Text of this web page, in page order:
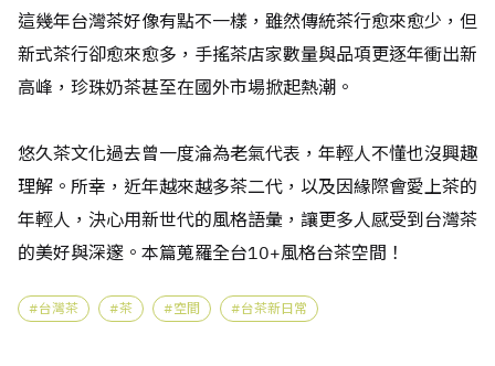
這幾年台灣茶好像有點不一樣，雖然傳統茶行愈來愈少，但
新式茶行卻愈來愈多，手搖茶店家數量與品項更逐年衝出新
高峰，珍珠奶茶甚至在國外市場掀起熱潮。
悠久茶文化過去曾一度淪為老氣代表，年輕人不懂也沒興趣
理解。所幸，近年越來越多茶二代，以及因緣際會愛上茶的
年輕人，決心用新世代的風格語彙，讓更多人感受到台灣茶
的美好與深邃。本篇蒐羅全台10+風格台茶空間！
台灣茶 茶 空間 台茶新日常